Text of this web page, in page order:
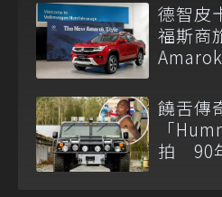
德智皮
福斯商
饒舌傳
「
拍 90